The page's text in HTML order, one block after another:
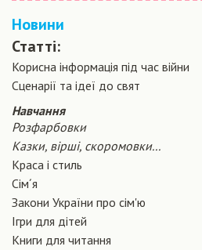
Новини
Статті:
Корисна інформація під час війни
Сценарiї та iдеї до свят
Навчання
Розфарбовки
Казки, вірші, скоромовки...
Краса і стиль
Сiм´я
Закони України про сiм'ю
Ігри для дітей
Книги для читання